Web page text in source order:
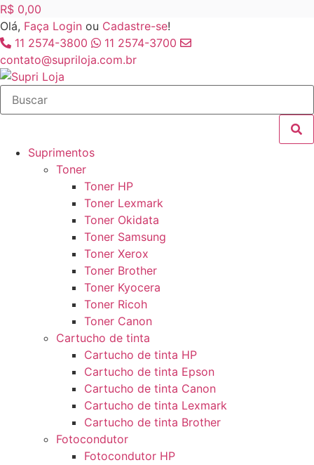
R$ 0,00
Olá, Faça Login ou Cadastre-se!
11 2574-3800
11 2574-3700
contato@supriloja.com.br
Suprimentos
Toner
Toner HP
Toner Lexmark
Toner Okidata
Toner Samsung
Toner Xerox
Toner Brother
Toner Kyocera
Toner Ricoh
Toner Canon
Cartucho de tinta
Cartucho de tinta HP
Cartucho de tinta Epson
Cartucho de tinta Canon
Cartucho de tinta Lexmark
Cartucho de tinta Brother
Fotocondutor
Fotocondutor HP